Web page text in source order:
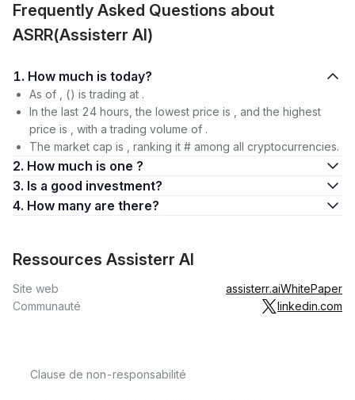
Frequently Asked Questions about
ASRR(Assisterr AI)
1. How much is today?
As of , () is trading at .
In the last 24 hours, the lowest price is , and the highest
price is , with a trading volume of .
The market cap is , ranking it # among all cryptocurrencies.
2. How much is one ?
3. Is a good investment?
4. How many are there?
Ressources Assisterr AI
Site web assisterr.aiWhitePaper
Communauté
linkedin.com
Clause de non-responsabilité